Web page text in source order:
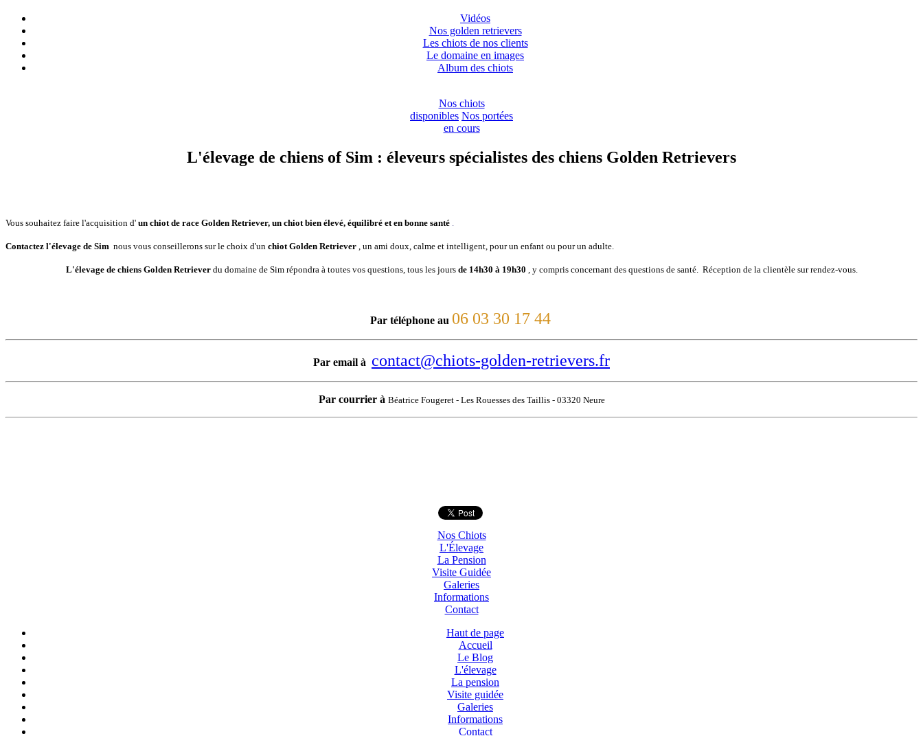
Vidéos
Nos golden retrievers
Les chiots de nos clients
Le domaine en images
Album des chiots
Nos chiots
disponibles Nos portées
en cours
L'élevage de chiens of Sim : éleveurs spécialistes des chiens Golden Retrievers
Vous souhaitez faire l'acquisition d' un chiot de race Golden Retriever, un chiot bien élevé, équilibré et en bonne santé
Contactez l'élevage de Sim nous vous conseillerons sur le choix d'un chiot Golden Retriever , un ami doux, calme et intelligent, pour un enfant ou pour un adulte.
L'élevage de chiens Golden Retriever du domaine de Sim répondra à toutes vos questions, tous les jours de 14h30 à 19h30 , y compris concernant des questions de santé. Réception de la clientèle sur rendez-vous.
Par téléphone au 06 03 30 17 44
Par email à contact@chiots-golden-retrievers.fr
Par courrier à Béatrice Fougeret- Les Rouesses des Taillis - 03320 Neure
Nos Chiots
L'Élevage
La Pension
Visite Guidée
Galeries
Informations
Contact
Haut de page
Accueil
Le Blog
L'élevage
La pension
Visite guidée
Galeries
Informations
Contact